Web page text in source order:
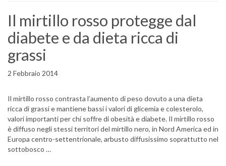
Il mirtillo rosso protegge dal
diabete e da dieta ricca di
grassi
2 Febbraio 2014
Il mirtillo rosso contrasta l’aumento di peso dovuto a una dieta
ricca di grassi e mantiene bassi i valori di glicemia e colesterolo,
valori importanti per chi soffre di obesità e diabete. Il mirtillo rosso
è diffuso negli stessi territori del mirtillo nero, in Nord America ed in
Europa centro-settentrionale, arbusto diffusissimo soprattutto nel
sottobosco …